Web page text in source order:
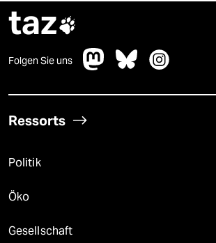
taz
Folgen Sie uns
Ressorts
Politik
Öko
Gesellschaft